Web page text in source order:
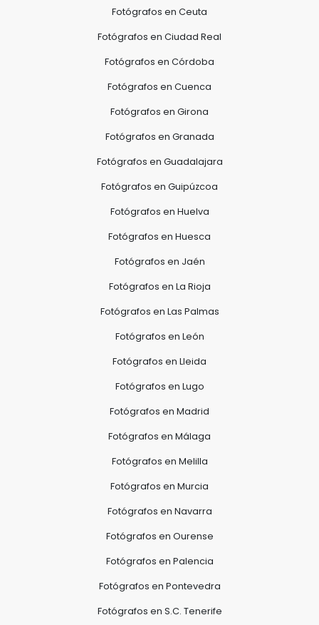
Fotógrafos en Ceuta
Fotógrafos en Ciudad Real
Fotógrafos en Córdoba
Fotógrafos en Cuenca
Fotógrafos en Girona
Fotógrafos en Granada
Fotógrafos en Guadalajara
Fotógrafos en Guipúzcoa
Fotógrafos en Huelva
Fotógrafos en Huesca
Fotógrafos en Jaén
Fotógrafos en La Rioja
Fotógrafos en Las Palmas
Fotógrafos en León
Fotógrafos en Lleida
Fotógrafos en Lugo
Fotógrafos en Madrid
Fotógrafos en Málaga
Fotógrafos en Melilla
Fotógrafos en Murcia
Fotógrafos en Navarra
Fotógrafos en Ourense
Fotógrafos en Palencia
Fotógrafos en Pontevedra
Fotógrafos en S.C. Tenerife